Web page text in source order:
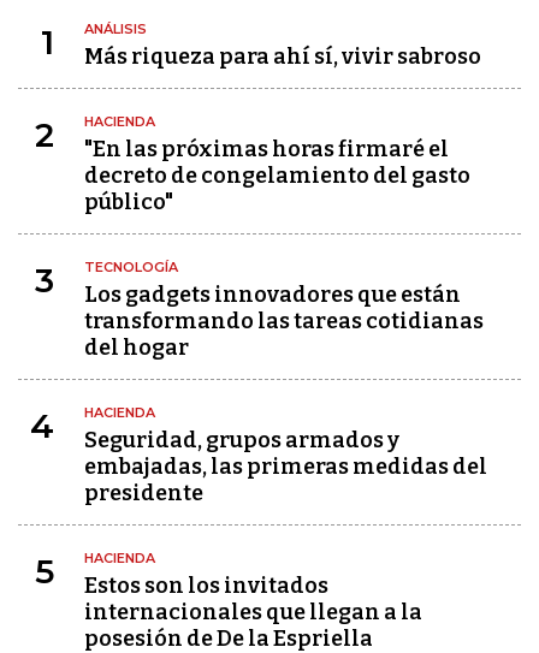
1 ANÁLISIS
Más riqueza para ahí sí, vivir sabroso
2 HACIENDA
"En las próximas horas firmaré el
decreto de congelamiento del gasto
público"
3 TECNOLOGÍA
Los gadgets innovadores que están
transformando las tareas cotidianas
del hogar
4 HACIENDA
Seguridad, grupos armados y
embajadas, las primeras medidas del
presidente
5 HACIENDA
Estos son los invitados
internacionales que llegan a la
posesión de De la Espriella